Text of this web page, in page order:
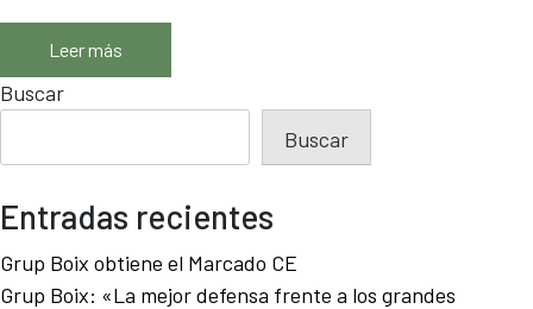
Leer más
Buscar
Buscar
Entradas recientes
Grup Boix obtiene el Marcado CE
Grup Boix: «La mejor defensa frente a los grandes